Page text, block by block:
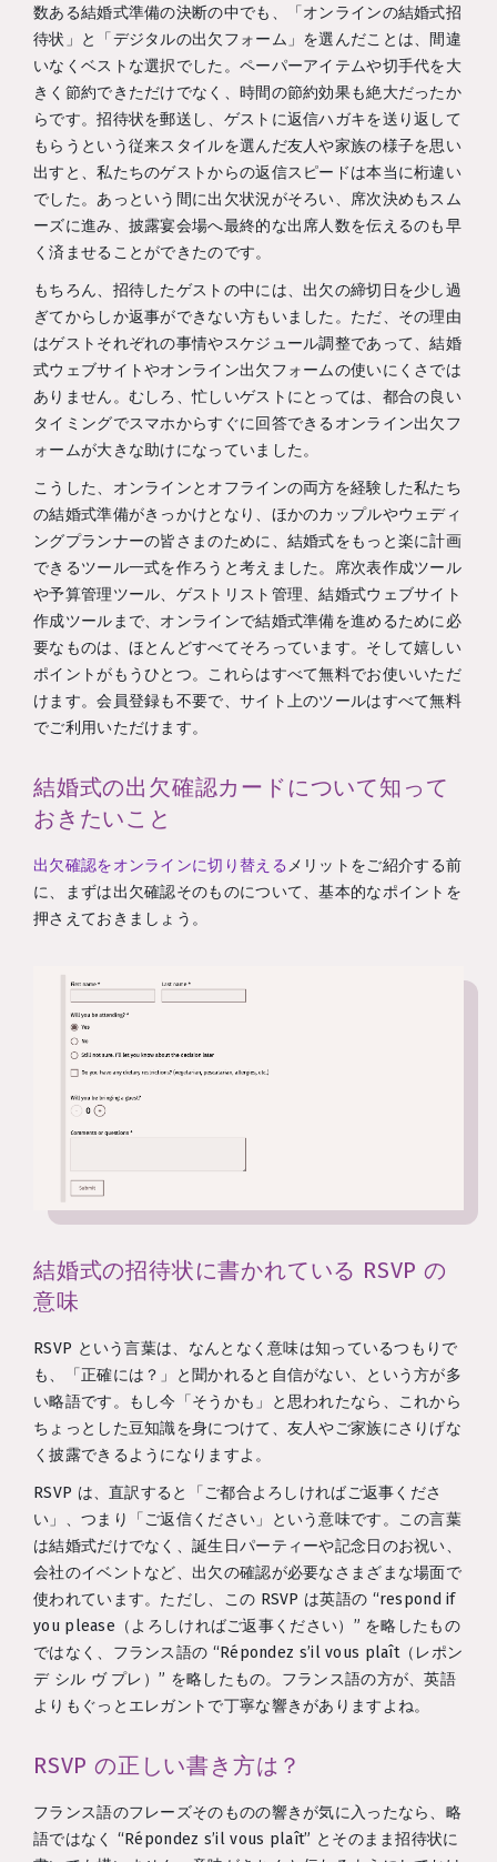
数ある結婚式準備の決断の中でも、「オンラインの結婚式招
待状」と「デジタルの出欠フォーム」を選んだことは、間違
いなくベストな選択でした。ペーパーアイテムや切手代を大
きく節約できただけでなく、時間の節約効果も絶大だったか
らです。招待状を郵送し、ゲストに返信ハガキを送り返して
もらうという従来スタイルを選んだ友人や家族の様子を思い
出すと、私たちのゲストからの返信スピードは本当に桁違い
でした。あっという間に出欠状況がそろい、席次決めもスム
ーズに進み、披露宴会場へ最終的な出席人数を伝えるのも早
く済ませることができたのです。
もちろん、招待したゲストの中には、出欠の締切日を少し過
ぎてからしか返事ができない方もいました。ただ、その理由
はゲストそれぞれの事情やスケジュール調整であって、結婚
式ウェブサイトやオンライン出欠フォームの使いにくさでは
ありません。むしろ、忙しいゲストにとっては、都合の良い
タイミングでスマホからすぐに回答できるオンライン出欠フ
ォームが大きな助けになっていました。
こうした、オンラインとオフラインの両方を経験した私たち
の結婚式準備がきっかけとなり、ほかのカップルやウェディ
ングプランナーの皆さまのために、結婚式をもっと楽に計画
できるツール一式を作ろうと考えました。席次表作成ツール
や予算管理ツール、ゲストリスト管理、結婚式ウェブサイト
作成ツールまで、オンラインで結婚式準備を進めるために必
要なものは、ほとんどすべてそろっています。そして嬉しい
ポイントがもうひとつ。これらはすべて無料でお使いいただ
けます。会員登録も不要で、サイト上のツールはすべて無料
でご利用いただけます。
結婚式の出欠確認カードについて知って
おきたいこと
出欠確認をオンラインに切り替える メリットをご紹介する前
に、まずは出欠確認そのものについて、基本的なポイントを
押さえておきましょう。
結婚式の招待状に書かれている RSVP の
意味
RSVP という言葉は、なんとなく意味は知っているつもりで
も、「正確には？」と聞かれると自信がない、という方が多
い略語です。もし今「そうかも」と思われたなら、これから
ちょっとした豆知識を身につけて、友人やご家族にさりげな
く披露できるようになりますよ。
RSVP は、直訳すると「ご都合よろしければご返事くださ
い」、つまり「ご返信ください」という意味です。この言葉
は結婚式だけでなく、誕生日パーティーや記念日のお祝い、
会社のイベントなど、出欠の確認が必要なさまざまな場面で
使われています。ただし、この RSVP は英語の “respond if
you please（よろしければご返事ください）” を略したもの
ではなく、フランス語の “Répondez s’il vous plaît（レポン
デ シル ヴ プレ）” を略したもの。フランス語の方が、英語
よりもぐっとエレガントで丁寧な響きがありますよね。
RSVP の正しい書き方は？
フランス語のフレーズそのものの響きが気に入ったなら、略
語ではなく “Répondez s’il vous plaît” とそのまま招待状に